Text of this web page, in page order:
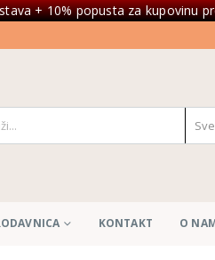
+ 10% popusta za kupovinu
KONTAKT O